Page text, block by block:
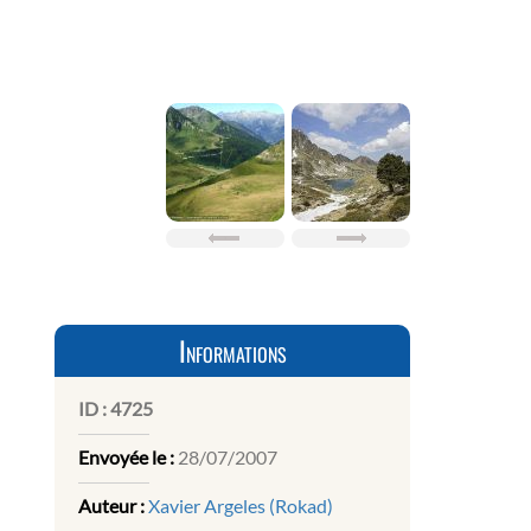
Informations
ID :4725
Envoyée le : 28/07/2007
Auteur :Xavier Argeles (Rokad)